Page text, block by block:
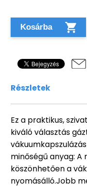
Kosárba
Részletek
Ez a praktikus,
kiváló választás
minőségű anyag:
köszönhetően a
nyomásálló.Jobb